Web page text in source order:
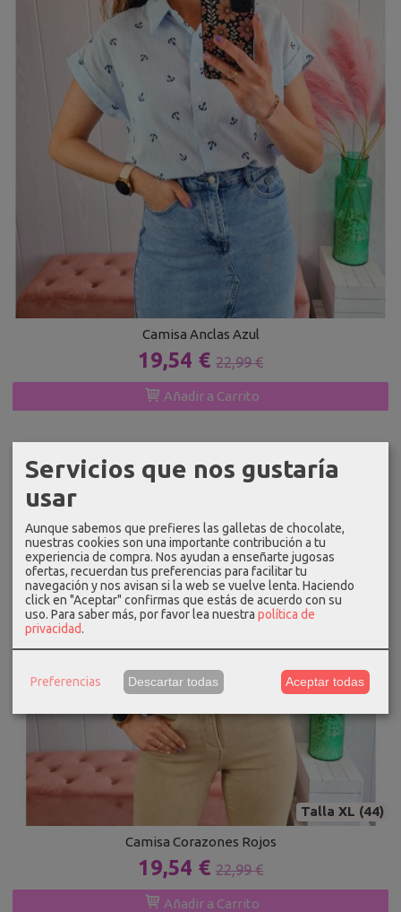
Camisa Anclas Azul
19,54 € 22,99 €
Añadir a Carrito
Talla XL (44)
Camisa Corazones Rojos
19,54 € 22,99 €
Añadir a Carrito
Servicios que nos gustaría
usar
Aunque sabemos que prefieres las galletas de chocolate,
nuestras cookies son una importante contribución a tu
experiencia de compra. Nos ayudan a enseñarte jugosas
ofertas, recuerdan tus preferencias para facilitar tu
navegación y nos avisan si la web se vuelve lenta. Haciendo
click en "Aceptar" confirmas que estás de acuerdo con su
uso. Para saber más, por favor lea nuestra política de
privacidad.
Preferencias Descartar todas Aceptar todas